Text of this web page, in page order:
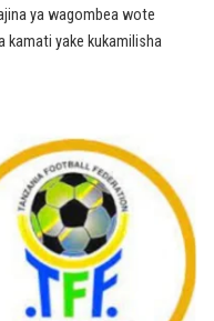
ya wagombea wote
kamati yake kukamilisha